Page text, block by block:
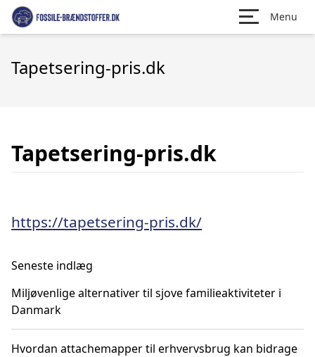
Menu
Tapetsering-pris.dk
Tapetsering-pris.dk
https://tapetsering-pris.dk/
Seneste indlæg
Miljøvenlige alternativer til sjove familieaktiviteter i
Danmark
Hvordan attachemapper til erhvervsbrug kan bidrage